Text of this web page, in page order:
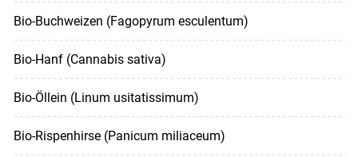
Bio-Buchweizen (Fagopyrum esculentum)
Bio-Hanf (Cannabis sativa)
Bio-Öllein (Linum usitatissimum)
Bio-Rispenhirse (Panicum miliaceum)